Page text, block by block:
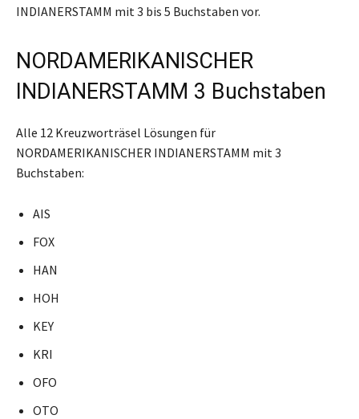
INDIANERSTAMM mit 3 bis 5 Buchstaben vor.
NORDAMERIKANISCHER
INDIANERSTAMM 3 Buchstaben
Alle 12 Kreuzworträsel Lösungen für
NORDAMERIKANISCHER INDIANERSTAMM mit 3
Buchstaben:
AIS
FOX
HAN
HOH
KEY
KRI
OFO
OTO